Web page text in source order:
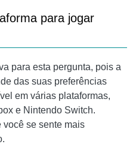
para jogar
para esta pergunta, pois a
das suas preferências
em várias plataformas,
e Nintendo Switch.
você se sente mais